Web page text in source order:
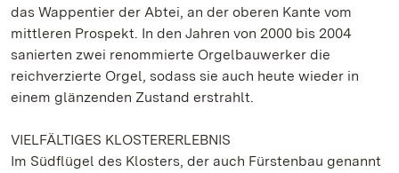
das Wappentier der Abtei, an der oberen Kante vom
mittleren Prospekt. In den Jahren von 2000 bis 2004
sanierten zwei renommierte Orgelbauwerker die
reichverzierte Orgel, sodass sie auch heute wieder in
einem glänzenden Zustand erstrahlt.
VIELFÄLTIGES KLOSTERERLEBNIS
Im Südflügel des Klosters, der auch Fürstenbau genannt